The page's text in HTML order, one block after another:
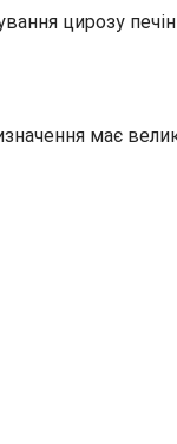
цирозу
має